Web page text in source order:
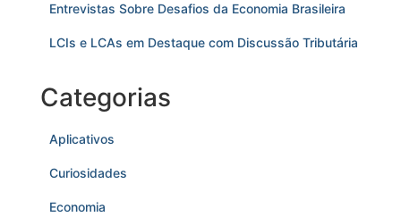
Entrevistas Sobre Desafios da Economia Brasileira
LCIs e LCAs em Destaque com Discussão Tributária
Categorias
Aplicativos
Curiosidades
Economia